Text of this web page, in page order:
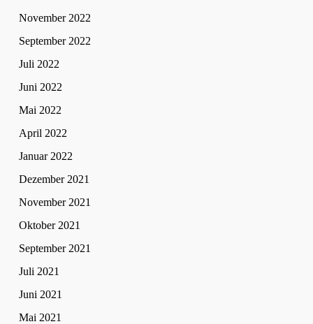
November 2022
September 2022
Juli 2022
Juni 2022
Mai 2022
April 2022
Januar 2022
Dezember 2021
November 2021
Oktober 2021
September 2021
Juli 2021
Juni 2021
Mai 2021